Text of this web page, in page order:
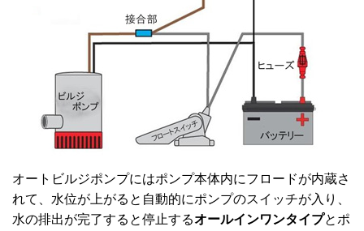
オートビルジポンプにはポンプ本体内にフロードが内蔵さ
れて、水位が上がると自動的にポンプのスイッチが入り、
水の排出が完了すると停止するオールインワンタイプとポ